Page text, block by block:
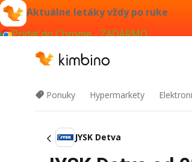
Aktuálne letáky vždy po ruke
Pridať do Chrome - ZADARMO
Ponuky Hypermarkety
JYSK Detva